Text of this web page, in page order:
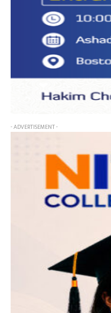
- ADVERTISEMENT -